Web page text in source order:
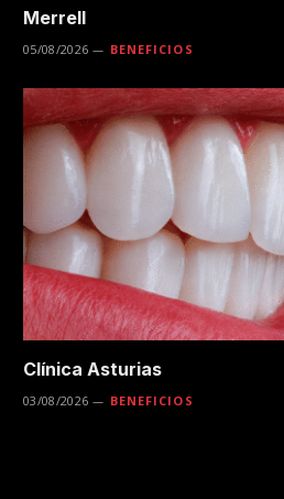
Merrell
05/08/2026 BENEFICIOS
Clínica Asturias
03/08/2026 BENEFICIOS